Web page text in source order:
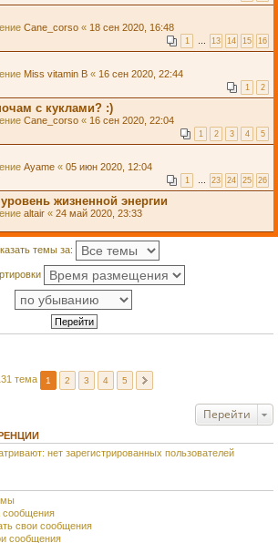
Cane_corso « 18 сен 2020, 16:48
1 … 13 14 15 16
Miss vitamin B « 16 сен 2020, 22:44
1 2
с куклами? :)
Cane_corso « 16 сен 2020, 22:04
1 2 3 4 5
Ayame « 05 июн 2020, 12:04
1 … 23 24 25 26
жизненной энергии
altair « 24 май 2020, 23:33
темы за:
тема 1 2 3 4 5
Перейти
нет зарегистрированных пользователей
сообщения
свои сообщения
сообщения